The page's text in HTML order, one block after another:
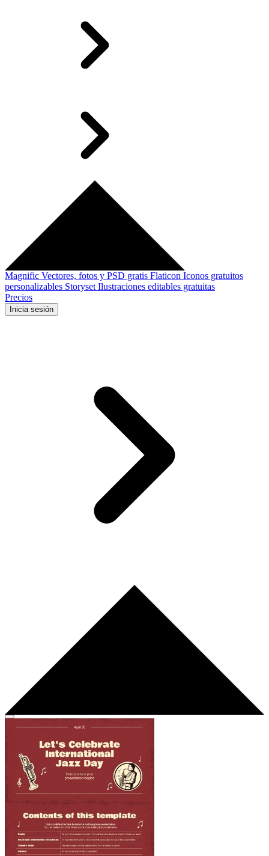
Magnific Vectores, fotos y PSD gratis Flaticon Iconos gratuitos
personalizables Storyset Ilustraciones editables gratuitas
Precios
Inicia sesión